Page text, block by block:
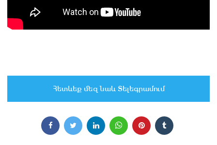
Հետևեք մեզ նաև Տելեգրամում